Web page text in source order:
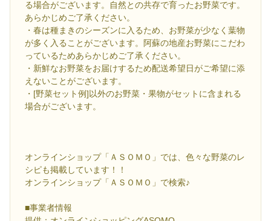
る場合がございます。自然との共存で育ったお野菜です。
あらかじめご了承ください。
・春は種まきのシーズンに入るため、お野菜が少なく葉物
が多く入ることがございます。阿蘇の地産お野菜にこだわ
っているためあらかじめご了承ください。
・新鮮なお野菜をお届けするため配送希望日がご希望に添
えないことがございます。
・[野菜セット例]以外のお野菜・果物がセットに含まれる
場合がございます。
オンラインショップ「ＡＳＯＭＯ」では、色々な野菜のレ
シピも掲載しています！！
オンラインショップ「ＡＳＯＭＯ」で検索♪
■事業者情報